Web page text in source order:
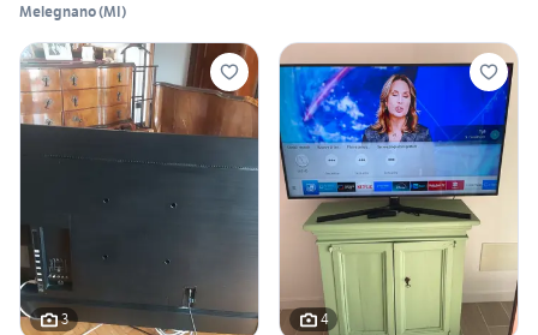
Melegnano(MI)
3 4